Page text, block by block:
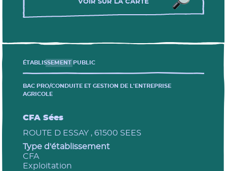
VOIR SUR LA CARTE
ÉTABLISSEMENT PUBLIC
BAC PRO/CONDUITE ET GESTION DE L'ENTREPRISE
AGRICOLE
CFA Sées
ROUTE D ESSAY , 61500 SEES
Type d'établissement
CFA
Exploitation